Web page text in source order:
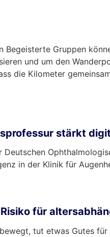
Begeisterte Gruppen
und um den
die Kilometer
stärkt
Deutschen
in der Klinik für
für
tut etwas Gutes